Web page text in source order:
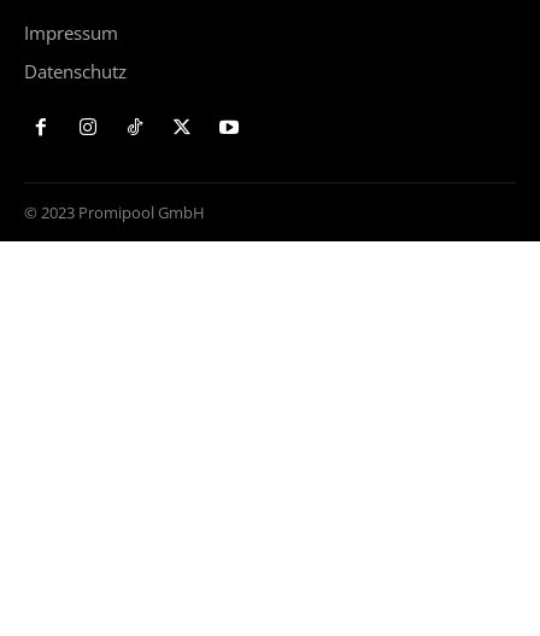
Impressum
Datenschutz
© 2023 Promipool GmbH